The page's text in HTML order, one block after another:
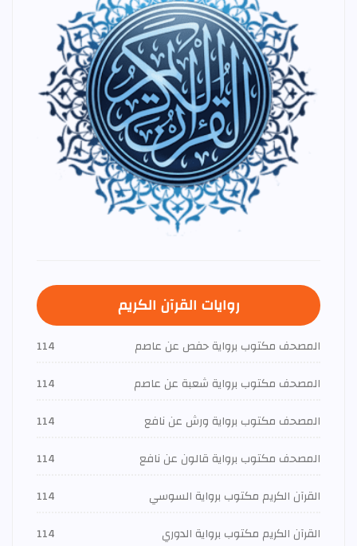
روايات القرآن الكريم
المصحف مكتوب برواية حفص عن عاصم
114
المصحف مكتوب برواية شعبة عن عاصم
114
المصحف مكتوب برواية ورش عن نافع
114
المصحف مكتوب برواية قالون عن نافع
114
القرآن الكريم مكتوب برواية السوسي
114
القرآن الكريم مكتوب برواية الدوري
114